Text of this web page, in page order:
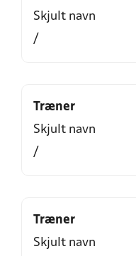
Skjult navn
/
Træner
Skjult navn
/
Træner
Skjult navn